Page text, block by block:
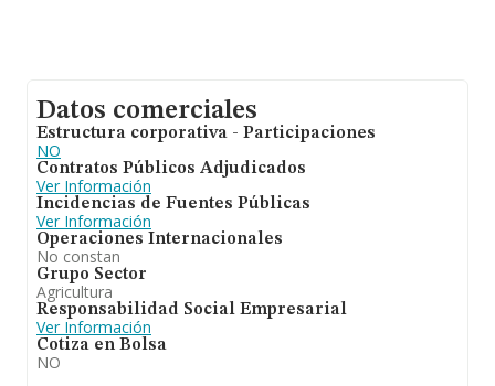
Datos comerciales
Estructura corporativa - Participaciones
NO
Contratos Públicos Adjudicados
Ver Información
Incidencias de Fuentes Públicas
Ver Información
Operaciones Internacionales
No constan
Grupo Sector
Agricultura
Responsabilidad Social Empresarial
Ver Información
Cotiza en Bolsa
NO